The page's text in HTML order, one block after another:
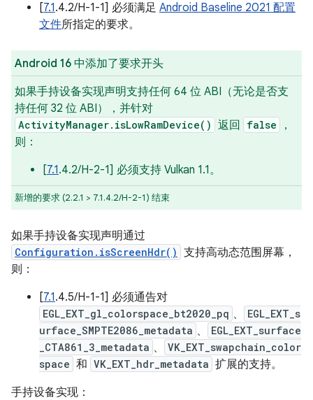
[7.1.4.2/H-1-1] 必须满足 Android Baseline 2021 配置
文件所指定的要求。
Android 16 中添加了要求开头
如果手持设备实现声明支持任何 64 位 ABI（无论是否支
持任何 32 位 ABI），并针对
ActivityManager.isLowRamDevice() 返回 false
，
则：
[7.1.4.2/H-2-1] 必须支持 Vulkan 1.1。
新增的要求 (2.2.1 > 7.1.4.2/H-2-1) 结束
如果手持设备实现声明通过
Configuration.isScreenHdr() 支持高动态范围屏幕，
则：
[7.1.4.5/H-1-1] 必须通告对
EGL_EXT_gl_colorspace_bt2020_pq 、
EGL_EXT_s
urface_SMPTE2086_metadata 、
EGL_EXT_surface
_CTA861_3_metadata 、
VK_EXT_swapchain_color
space 和 VK_EXT_hdr_metadata 扩展的支持。
手持设备实现：